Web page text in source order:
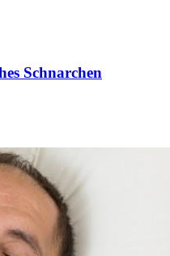
Schnarchen